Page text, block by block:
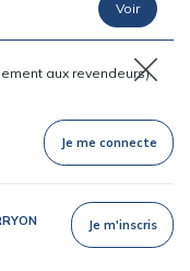
aux revendeurs)
Je me connecte
Je m'inscris